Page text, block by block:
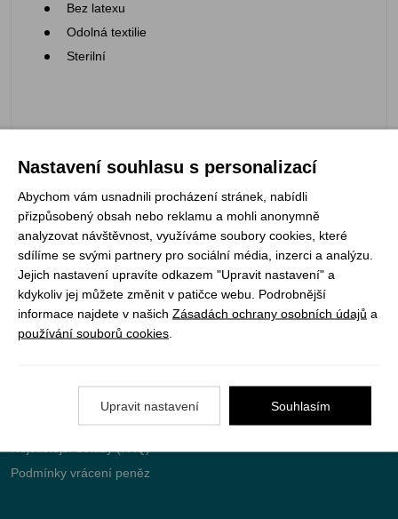
Bez latexu
Odolná textilie
Sterilní
Registrujte se k odběru newsletteru a už Vám
nic neunikne
ODEBÍRAT
Vše o nákupu
Doprava a platba
Podmínky vrácení peněz
Nastavení souhlasu s personalizací
Abychom vám usnadnili procházení stránek, nabídli
přizpůsobený obsah nebo reklamu a mohli anonymně
analyzovat návštěvnost, využíváme soubory cookies, které
sdílíme se svými partnery pro sociální média, inzerci a analýzu.
Jejich nastavení upravíte odkazem "Upravit nastavení" a
kdykoliv jej můžete změnit v patičce webu. Podrobnější
informace najdete v našich Zásadách ochrany osobních údajů a
používání souborů cookies
Upravit nastavení Souhlasím